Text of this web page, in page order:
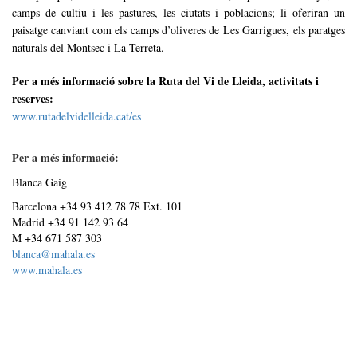
camps de cultiu i les pastures, les ciutats i poblacions; li oferiran un
paisatge canviant com els camps d’oliveres de Les Garrigues, els paratges
naturals del Montsec i La Terreta.
Per a més informació sobre la Ruta del Vi de Lleida, activitats i
reserves:
www.rutadelvidelleida.cat/es
Per a més informació:
Blanca Gaig
Barcelona +34 93 412 78 78 Ext. 101
Madrid +34 91 142 93 64
M +34 671 587 303
blanca@mahala.es
www.mahala.es